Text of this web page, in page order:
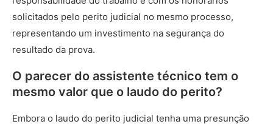
solicitados pelo perito judicial no mesmo processo,
representando um investimento na segurança do
resultado da prova.
O parecer do assistente técnico tem o
mesmo valor que o laudo do perito?
Embora o laudo do perito judicial tenha uma presunção